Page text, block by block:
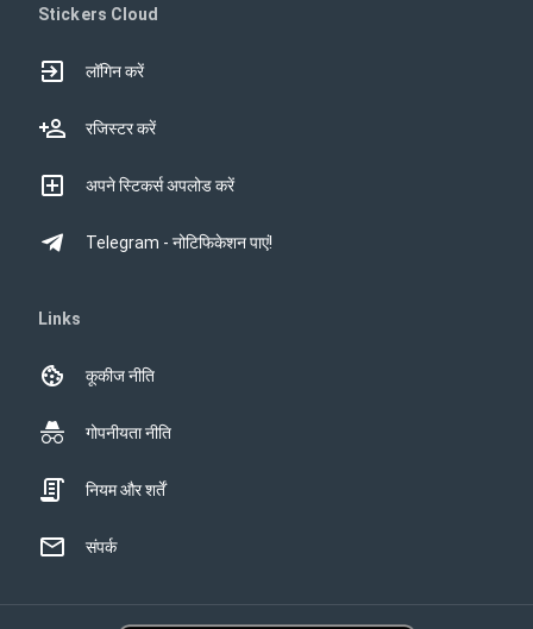
Stickers Cloud
लॉगिन करें
रजिस्टर करें
अपने स्टिकर्स अपलोड करें
Telegram - नोटिफिकेशन पाएं!
Links
कूकीज नीति
गोपनीयता नीति
नियम और शर्तें
संपर्क